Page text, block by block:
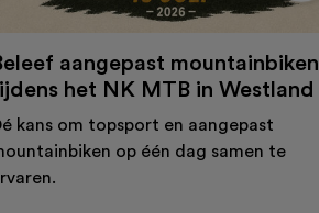
aangepast mountainbiken
het NK MTB in Westland
kans om topsport en aangepast
op één dag samen te